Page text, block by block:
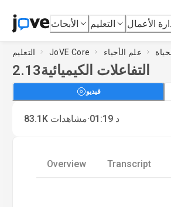
الأبحاث التعليم الأعمال
التعليم JoVE Core علم الأحياء
2.13التفاعلات الكيميائية
فيديو
83.1K مشاهدات·01:19 د
Overview Transcript